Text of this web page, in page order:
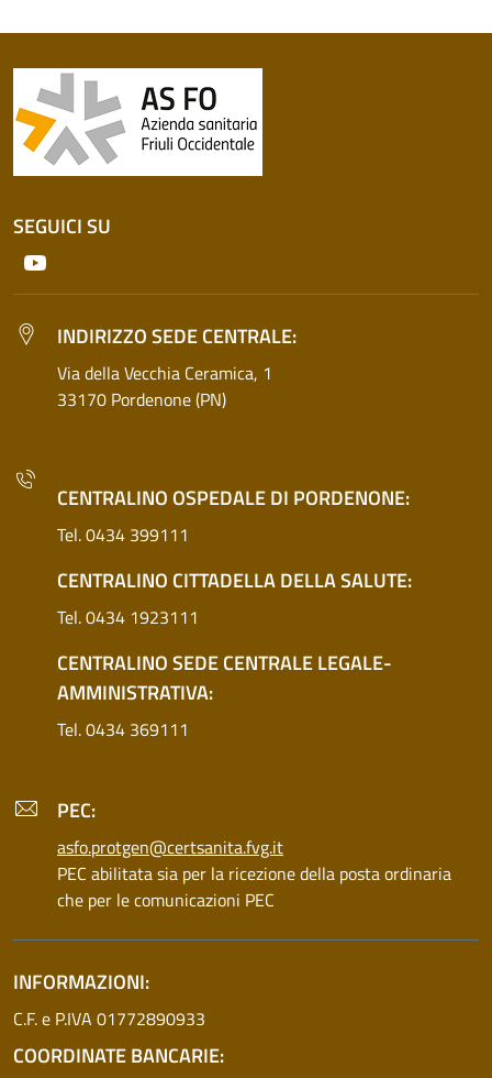
SEGUICI SU
INDIRIZZO SEDE CENTRALE:
Via della Vecchia Ceramica, 1
33170 Pordenone (PN)
CENTRALINO OSPEDALE DI PORDENONE:
Tel. 0434 399111
CENTRALINO CITTADELLA DELLA SALUTE:
Tel. 0434 1923111
CENTRALINO SEDE CENTRALE LEGALE-
AMMINISTRATIVA:
Tel. 0434 369111
PEC:
asfo.protgen@certsanita.fvg.it
PEC abilitata sia per la ricezione della posta ordinaria
che per le comunicazioni PEC
INFORMAZIONI:
C.F. e P.IVA 01772890933
COORDINATE BANCARIE: